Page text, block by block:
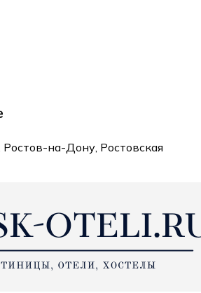
на-Дону, Ростовская